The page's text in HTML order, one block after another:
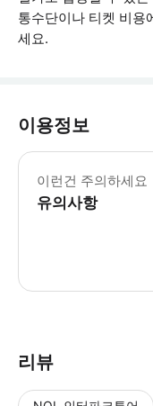
통수단이나 티켓 비용
세요.
이용정보
이런건 주의하세요
유의사항
리뷰